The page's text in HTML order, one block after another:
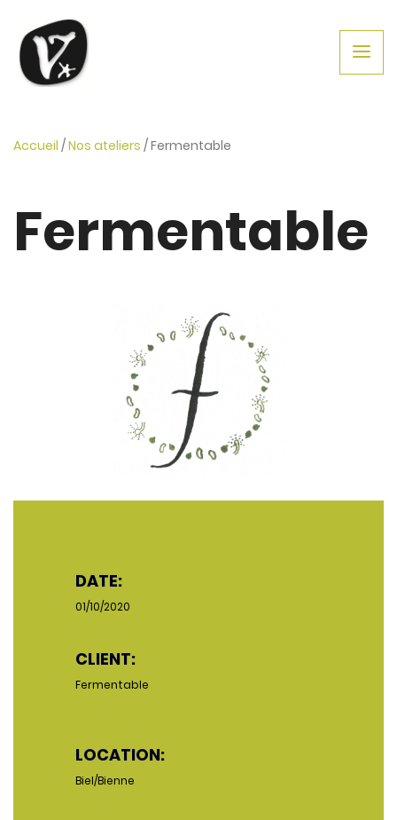
Accueil /Nos ateliers /Fermentable
Fermentable
DATE:
01/10/2020
CLIENT:
Fermentable
LOCATION:
Biel/Bienne